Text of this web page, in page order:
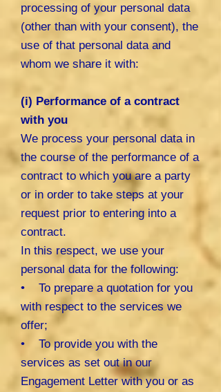
processing of your personal data
(other than with your consent), the
use of that personal data and
whom we share it with:
(i) Performance of a contract
with you
We process your personal data in
the course of the performance of a
contract to which you are a party
or in order to take steps at your
request prior to entering into a
contract.
In this respect, we use your
personal data for the following:
• To prepare a quotation for you
with respect to the services we
offer;
• To provide you with the
services as set out in our
Engagement Letter with you or as